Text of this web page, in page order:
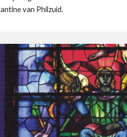
van Philzuid.